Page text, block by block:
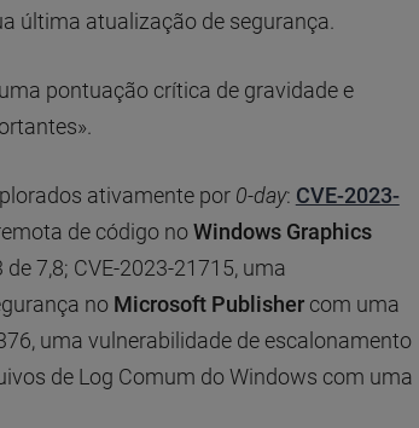
última atualização de segurança.
pontuação crítica de gravidade e
ativamente por 0-day: CVE-2023-
de código noWindows Graphics
7,8; CVE-2023-21715, uma
no Microsoft Publishercom uma
uma vulnerabilidade de escalonamento
de Log Comum do Windows com uma